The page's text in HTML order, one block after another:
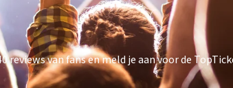
reviews van fans en meld je aan voor de